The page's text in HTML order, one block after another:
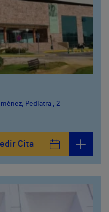
Pediatra , 2
Cita